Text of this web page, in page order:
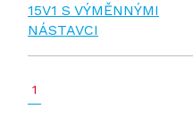
15V1 S VÝMĚNNÝMI
NÁSTAVCI
1